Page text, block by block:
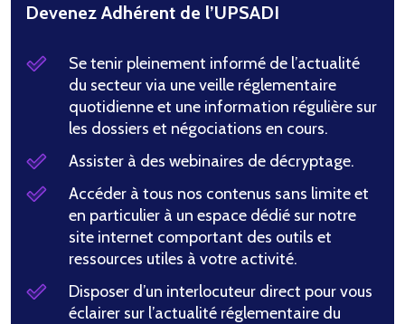
Devenez Adhérent de l’UPSADI
Se tenir pleinement informé de l’actualité
du secteur via une veille réglementaire
quotidienne et une information régulière sur
les dossiers et négociations en cours.
Assister à des webinaires de décryptage.
Accéder à tous nos contenus sans limite et
en particulier à un espace dédié sur notre
site internet comportant des outils et
ressources utiles à votre activité.
Disposer d’un interlocuteur direct pour vous
éclairer sur l’actualité réglementaire du